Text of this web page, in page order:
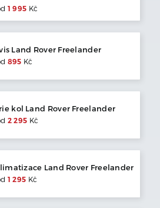
1 995 Kč
Land Rover Freelander
895 Kč
kol Land Rover Freelander
2 295 Kč
Land Rover Freelander
1 295 Kč